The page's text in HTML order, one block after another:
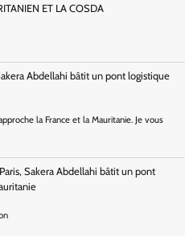
ET LA COSDA
Abdellahi bâtit un pont logistique
la France et la Mauritanie. Je vous
Sakera Abdellahi bâtit un pont